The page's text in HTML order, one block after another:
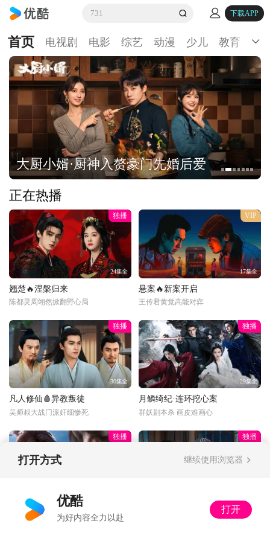
731 下载APP
首页 电视剧 电影 综艺 动漫 少儿 教育 生
大厨小婿·厨神入赘豪门先婚后爱
正在热播
独播
24集全
翘楚🔥涅槃归来
陈都灵周翊然掀翻野心局
VIP
17集全
悬案🔥新案开启
王传君黄觉高能对弈
独播
30集全
凡人修仙🩸异教叛徒
吴师叔大战门派奸细惨死
独播
29集全
月鳞绮纪·连环挖心案
群妖剧本杀 画皮难画心
独播
光阴之外💰富婆打赏
丁雪：多了收着，姐不差钱
独播
以法之名🔍暂停离职
打开方式 继续使用浏览器
优酷
为好内容全力以赴
打开